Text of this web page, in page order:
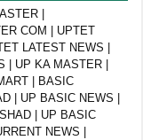
|
COM | UPTET
LATEST NEWS |
| UP KA MASTER |
| BASIC
| UP BASIC NEWS |
| UP BASIC
NEWS |